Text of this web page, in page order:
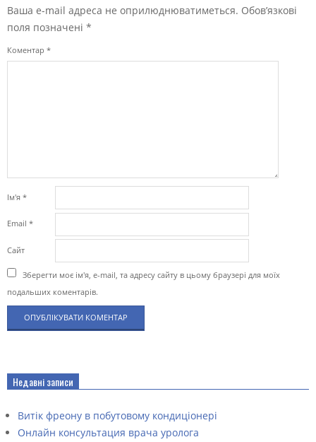
Ваша e-mail адреса не оприлюднюватиметься. Обов’язкові
поля позначені *
Коментар *
Ім'я *
Email *
Сайт
Зберегти моє ім'я, e-mail, та адресу сайту в цьому браузері для моїх
подальших коментарів.
Недавні записи
Витік фреону в побутовому кондиціонері
Онлайн консультация врача уролога